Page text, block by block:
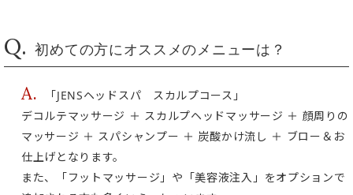
Q. 初めての方にオススメのメニューは？
A.
「JENSヘッドスパ スカルプコース」
デコルテマッサージ ＋ スカルプヘッドマッサージ ＋ 顔周りの
マッサージ ＋ スパシャンプー ＋ 炭酸かけ流し ＋ ブロー＆お
仕上げとなります。
また、「フットマッサージ」や「美容液注入」をオプションで